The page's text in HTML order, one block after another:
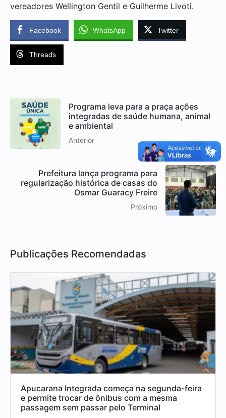
vereadores Wellington Gentil e Guilherme Livoti.
Facebook WhatsApp Twitter
Threads
Programa leva para a praça ações
integradas de saúde humana, animal
e ambiental
Anterior
Prefeitura lança programa para
regularização histórica de casas do
Osmar Guaracy Freire
Próximo
Publicações Recomendadas
Apucarana Integrada começa na segunda-feira
e permite trocar de ônibus com a mesma
passagem sem passar pelo Terminal